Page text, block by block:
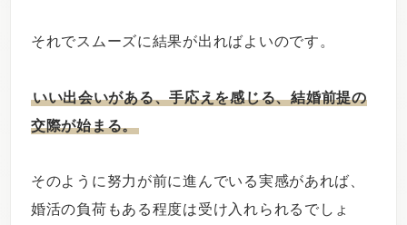
それでスムーズに結果が出ればよいのです。
いい出会いがある、手応えを感じる、結婚前提の
交際が始まる。
そのように努力が前に進んでいる実感があれば、
婚活の負荷もある程度は受け入れられるでしょ